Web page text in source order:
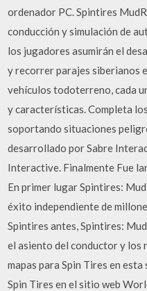
ordenador PC. Spintires
conducción y simulación de
los jugadores asumirán el
y recorrer parajes siberianos
vehículos todoterreno, cada
y características. Completa
soportando situaciones
desarrollado por Sabre
Interactive. Finalmente Fue
En primer lugar Spintires:
éxito independiente de
Spintires antes, Spintires:
el asiento del conductor y los
mapas para Spin Tires en
Spin Tires en el sitio web